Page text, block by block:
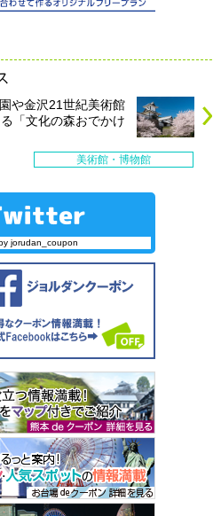
や金沢21世紀美術館
「文化の森おでかけ
美術館・博物館
jorudan_coupon